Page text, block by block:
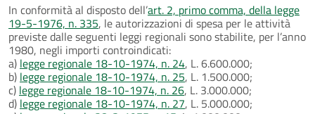
In conformità al disposto dell’art. 2, primo comma, della legge
19-5-1976, n. 335, le autorizzazioni di spesa per le attività
previste dalle seguenti leggi regionali sono stabilite, per l’anno
1980, negli importi controindicati:
a) legge regionale 18-10-1974, n. 24, L. 6.600.000;
b) legge regionale 18-10-1974, n. 25, L. 1.500.000;
c) legge regionale 18-10-1974, n. 26, L. 3.000.000;
d) legge regionale 18-10-1974, n. 27, L. 5.000.000;